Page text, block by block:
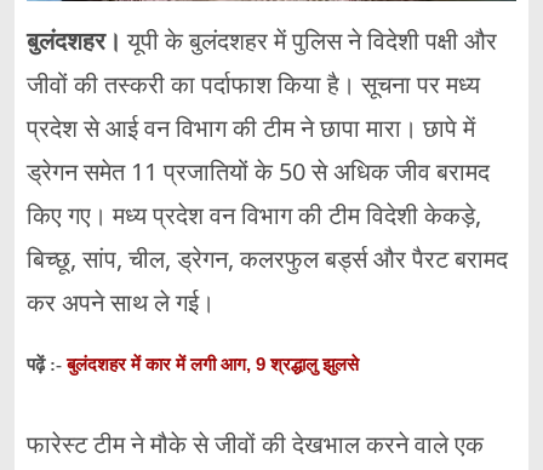
बुलंदशहर। यूपी के बुलंदशहर में पुलिस ने विदेशी पक्षी और
जीवों की तस्करी का पर्दाफाश किया है। सूचना पर मध्य
प्रदेश से आई वन विभाग की टीम ने छापा मारा। छापे में
ड्रेगन समेत 11 प्रजातियों के 50 से अधिक जीव बरामद
किए गए। मध्य प्रदेश वन विभाग की टीम विदेशी केकड़े,
बिच्छू, सांप, चील, ड्रेगन, कलरफुल बर्ड्स और पैरट बरामद
कर अपने साथ ले गई।
पढ़ें :-बुलंदशहर में कार में लगी आग, 9 श्रद्धालु झुलसे
फारेस्ट टीम ने मौके से जीवों की देखभाल करने वाले एक